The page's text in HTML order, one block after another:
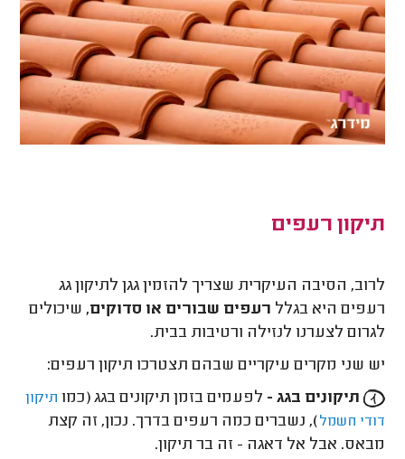
תיקון רעפים
לרוב, הסיבה העיקרית שצריך להזמין גגן לתיקון גג
רעפים היא בגלל רעפים שבורים או סדוקים, שיכולים
לגרום לצערנו לנזילה ורטיבות בבית.
יש שני מקרים עיקריים שבהם תצטרכו תיקון רעפים:
תיקונים בגג - לפעמים בזמן תיקונים בגג (כמו תיקון
דודי חשמל), נשברים כמה רעפים בדרך. נכון, זה קצת
מבאס. אבל אל דאגה - זה בר תיקון.